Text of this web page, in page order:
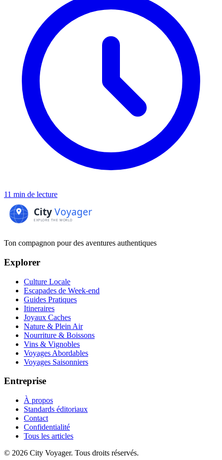
11 min de lecture
Ton compagnon pour des aventures authentiques
Explorer
Culture Locale
Escapades de Week-end
Guides Pratiques
Itineraires
Joyaux Caches
Nature & Plein Air
Nourriture & Boissons
Vins & Vignobles
Voyages Abordables
Voyages Saisonniers
Entreprise
À propos
Standards éditoriaux
Contact
Confidentialité
Tous les articles
© 2026 City Voyager. Tous droits réservés.